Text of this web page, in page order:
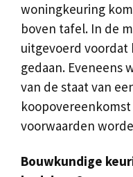
woningkeuring
boven tafel. In de
uitgevoerd
gedaan. Eveneens
van de staat van
voorwaarden
Bouwkundige